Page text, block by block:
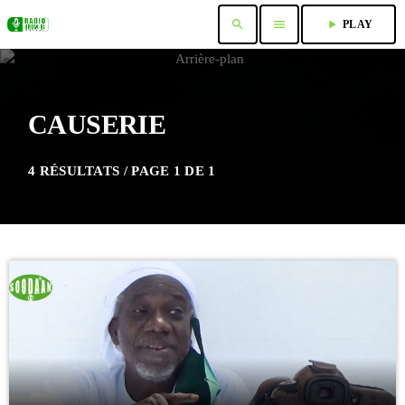
search menu play_arrow PLAY
CAUSERIE
4 RÉSULTATS / PAGE 1 DE 1